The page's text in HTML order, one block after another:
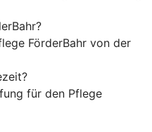
FörderBahr von der
für den Pflege